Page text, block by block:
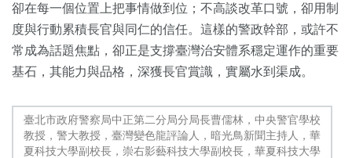
卻在每一個位置上把事情做到位；不高談改革口號，卻用制
度與行動累積長官與同仁的信任。這樣的警政幹部，或許不
常成為話題焦點，卻正是支撐臺灣治安體系穩定運作的重要
基石，其能力與品格，深獲長官賞識，實屬水到渠成。
臺北市政府警察局中正第二分局分局長曹儒林，中央警官學校
教授，警大教授，臺灣變色龍評論人，暗光鳥新聞主持人，華
夏科技大學副校長，崇右影藝科技大學副校長，華夏科技大學